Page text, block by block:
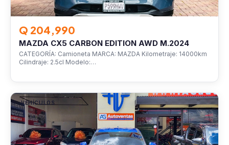
Q 204,990
MAZDA CX5 CARBON EDITION AWD M.2024
CATEGORÍA: Camioneta MARCA: MAZDA Kilometraje: 14000km
Cilindraje: 2.5cl Modelo:…
VEHÍCULOS